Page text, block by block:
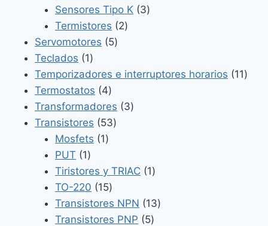
productos
Sensores Tipo K 33
Termistores 22
Servomotores 55
Teclados 11
producto
Temporizadores e interruptores horarios 1111
Termostatos 44
productos
Transformadores 33
Transistores 5353
Mosfets 11
PUT 11
producto
Tiristores y TRIAC 11
TO-220 1515
productos
Transistores NPN 1313
Transistores PNP 55